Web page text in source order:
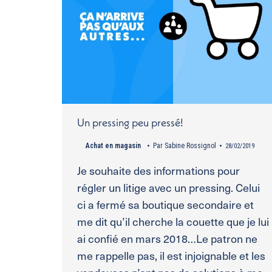
Un pressing peu pressé!
Achat en magasin Par Sabine Rossignol 28/02/2019
Je souhaite des informations pour
régler un litige avec un pressing. Celui
ci a fermé sa boutique secondaire et
me dit qu’il cherche la couette que je lui
ai confié en mars 2018…Le patron ne
me rappelle pas, il est injoignable et les